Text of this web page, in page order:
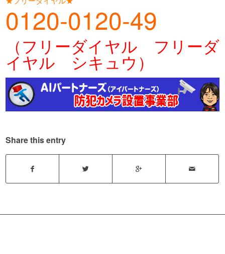
0120-0120-49
（フリーダイヤル フリーダ
イヤル シキュウ）
Share this entry